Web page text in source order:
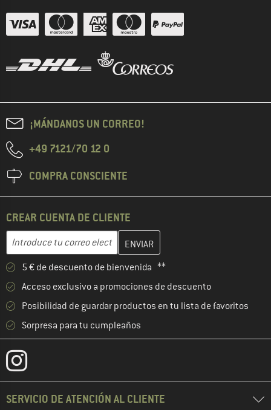
¡MÁNDANOS UN CORREO!
+49 7121/70 12 0
COMPRA CONSCIENTE
CREAR CUENTA DE CLIENTE
Dirección de correo electrónico
Introduce aquí tu dirección de correo electrónico y crea tu
5 € de descuento de bienvenida **
Acceso exclusivo a promociones de descuento
Posibilidad de guardar productos en tu lista de favoritos
Sorpresa para tu cumpleaños
SERVICIO DE ATENCIÓN AL CLIENTE